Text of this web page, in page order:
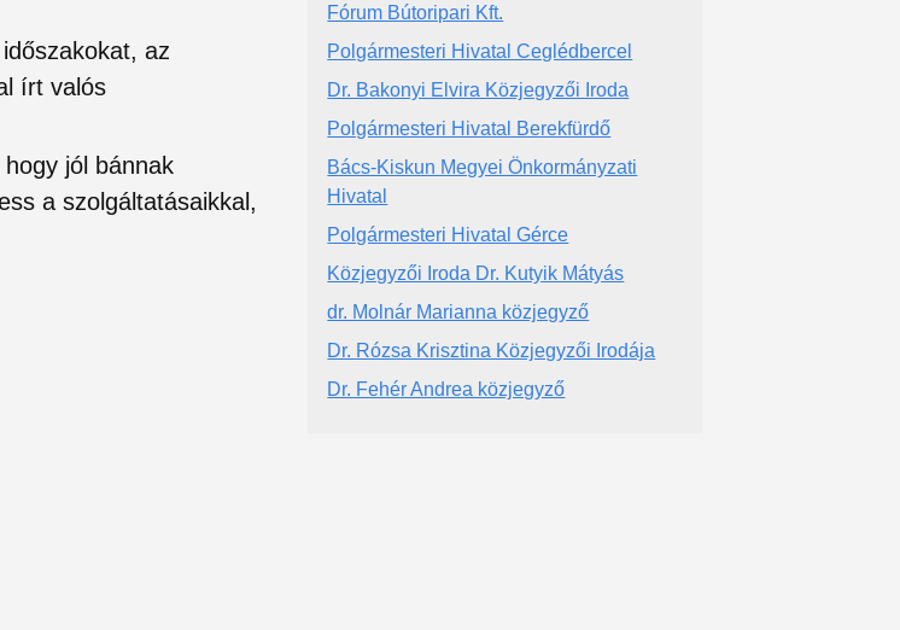
az
írt valós
jól bánnak
a szolgáltatásaikkal,
Fórum Bútoripari Kft.
Polgármesteri Hivatal Ceglédbercel
Dr. Bakonyi Elvira Közjegyzői Iroda
Polgármesteri Hivatal Berekfürdő
Bács-Kiskun Megyei Önkormányzati
Hivatal
Polgármesteri Hivatal Gérce
Közjegyzői Iroda Dr. Kutyik Mátyás
dr. Molnár Marianna közjegyző
Dr. Rózsa Krisztina Közjegyzői Irodája
Dr. Fehér Andrea közjegyző